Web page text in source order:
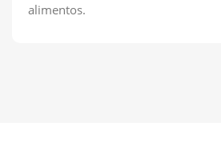
alimentos.